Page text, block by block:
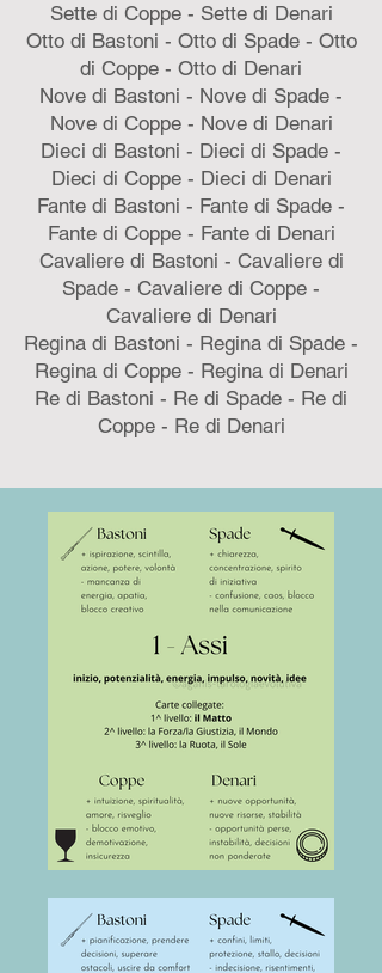
Sette di Coppe - Sette di Denari
Otto di Bastoni - Otto di Spade - Otto
di Coppe - Otto di Denari
Nove di Bastoni - Nove di Spade -
Nove di Coppe - Nove di Denari
Dieci di Bastoni - Dieci di Spade -
Dieci di Coppe - Dieci di Denari
Fante di Bastoni - Fante di Spade -
Fante di Coppe - Fante di Denari
Cavaliere di Bastoni - Cavaliere di
Spade - Cavaliere di Coppe -
Cavaliere di Denari
Regina di Bastoni - Regina di Spade -
Regina di Coppe - Regina di Denari
Re di Bastoni - Re di Spade - Re di
Coppe - Re di Denari